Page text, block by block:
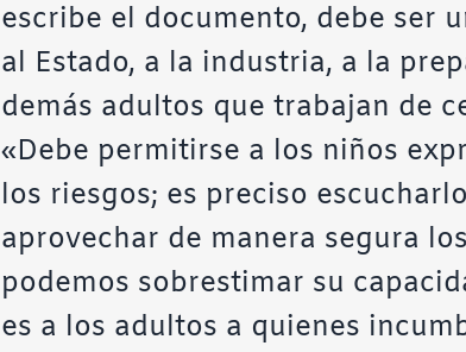
escribe el documento, debe ser
al Estado, a la industria, a la
demás adultos que trabajan de
«Debe permitirse a los niños
los riesgos; es preciso
aprovechar de manera segura
podemos sobrestimar su
es a los adultos a quienes